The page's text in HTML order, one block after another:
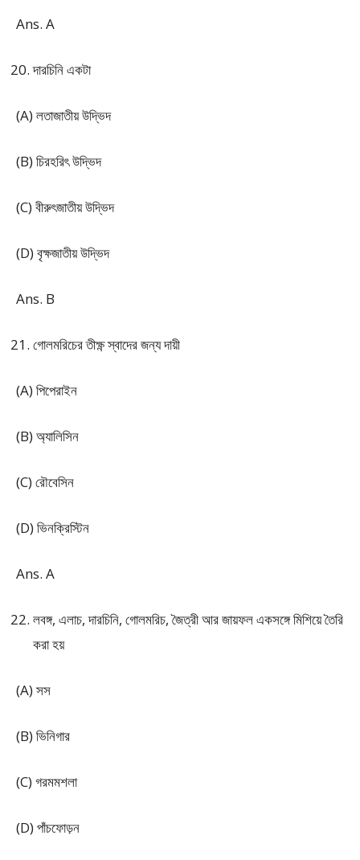
Ans. A
দারচিনি একটা
(A) লতাজাতীয় উদ্ভিদ
(B) চিরহরিৎ উদ্ভিদ
(C) বীরুৎজাতীয় উদ্ভিদ
(D) বৃক্ষজাতীয় উদ্ভিদ
Ans. B
গোলমরিচের তীক্ষ্ণ স্বাদের জন্য দায়ী
(A) পিপেরাইন
(B) অ্যালিসিন
(C) রৌবেসিন
(D) ভিনক্রিস্টিন
Ans. A
লবঙ্গ, এলাচ, দারচিনি, গোলমরিচ, জৈত্রী আর জায়ফল একসঙ্গে মিশিয়ে তৈরি
করা হয়
(A) সস
(B) ভিনিগার
(C) গরমমশলা
(D) পাঁচফোড়ন